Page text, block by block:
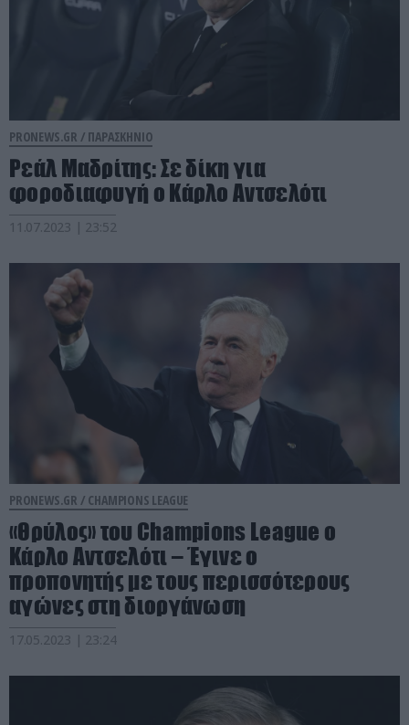
PRONEWS.GR / ΠΑΡΑΣΚΗΝΙΟ
Ρεάλ Μαδρίτης: Σε δίκη για
φοροδιαφυγή ο Κάρλο Αντσελότι
11.07.2023 | 23:52
PRONEWS.GR / CHAMPIONS LEAGUE
«Θρύλος» του Champions League ο
Κάρλο Αντσελότι – Έγινε ο
προπονητής με τους περισσότερους
αγώνες στη διοργάνωση
17.05.2023 | 23:24